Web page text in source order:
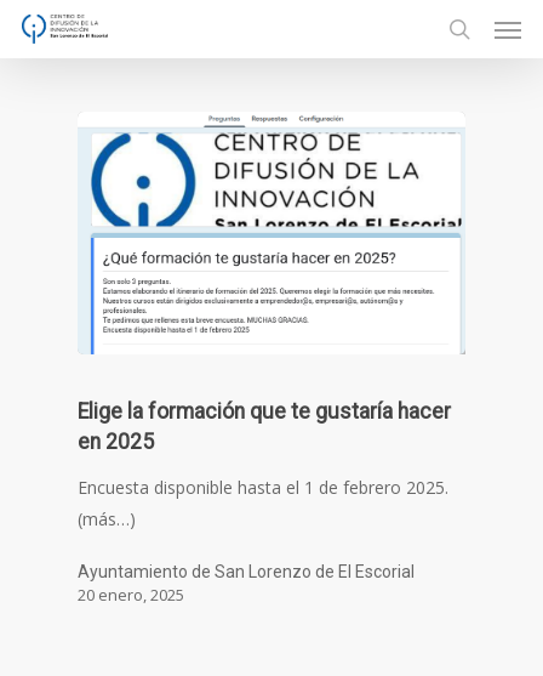
Skip
search
Elige la formación que te gustaría hacer
en 2025
Encuesta disponible hasta el 1 de febrero 2025.
(más…)
Ayuntamiento de San Lorenzo de El Escorial
20 enero, 2025